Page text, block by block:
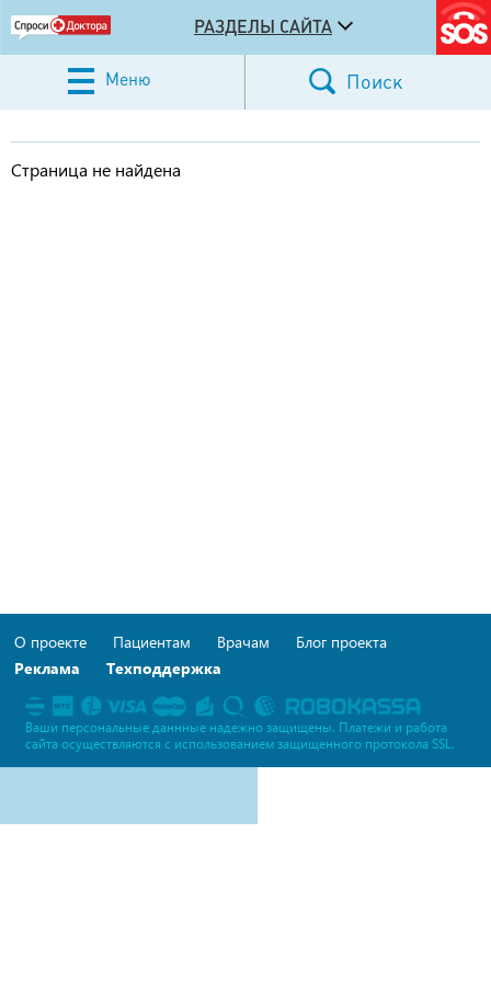
РАЗДЕЛЫ САЙТА
Меню Поиск
Страница не найдена
О проекте Пациентам Врачам
Блог проекта
Реклама
Техподдержка
Ваши персональные даннные надежно защищены. Платежи и работа
сайта осуществляются c использованием защищенного протокола SSL.